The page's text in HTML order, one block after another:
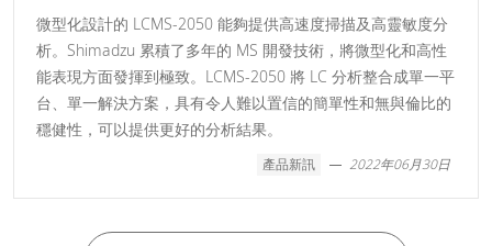
微型化設計的 LCMS-2050 能夠提供高速度掃描及高靈敏度分
析。Shimadzu 累積了多年的 MS 開發技術，將微型化和高性
能表現方面發揮到極致。LCMS-2050 將 LC 分析整合成單一平
台、單一解決方案，具有令人難以置信的簡單性和無與倫比的
穩健性，可以提供更好的分析結果。
產品新訊 2022年06月30日